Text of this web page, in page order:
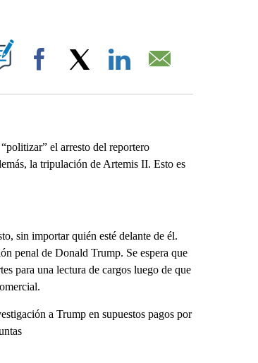
ON "".
Facebook
el arresto del reportero
la tripulación de Artemis II. Esto es
sin importar quién esté delante de él.
penal de Donald Trump. Se espera que
para una lectura de cargos luego de que
a Trump en supuestos pagos por